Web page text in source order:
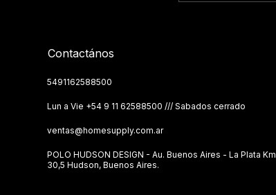
Contactános
5491162588500
Lun a Vie ‪+54 9 11 62588500 /// Sabados cerrado
ventas@homesupply.com.ar
POLO HUDSON DESIGN - Au. Buenos Aires - La Plata Km
30,5 Hudson, Buenos Aires.